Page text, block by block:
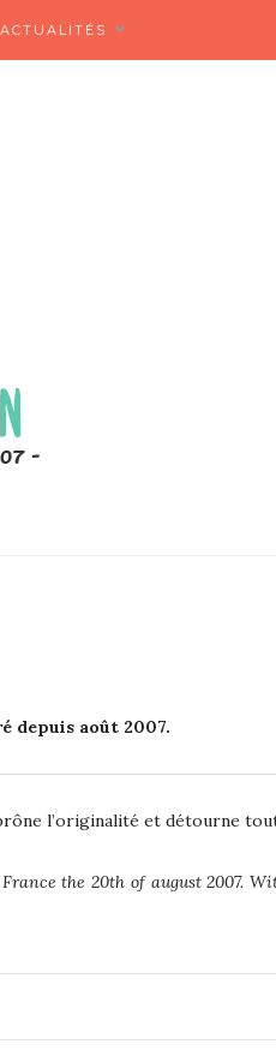
ACTUALITÉS
depuis août 2007.
l’originalité et détourne
the 20th of august 2007.